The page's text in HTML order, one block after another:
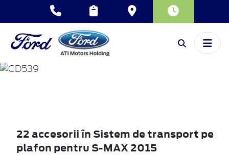
S-MAX
22 accesorii în Sistem de transport pe
plafon pentru S-MAX 2015